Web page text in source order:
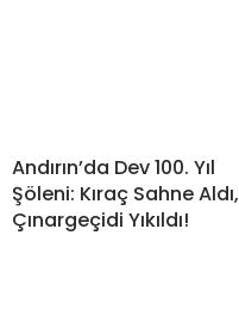
Andırın’da Dev 100. Yıl
Şöleni: Kıraç Sahne Aldı,
Çınargeçidi Yıkıldı!